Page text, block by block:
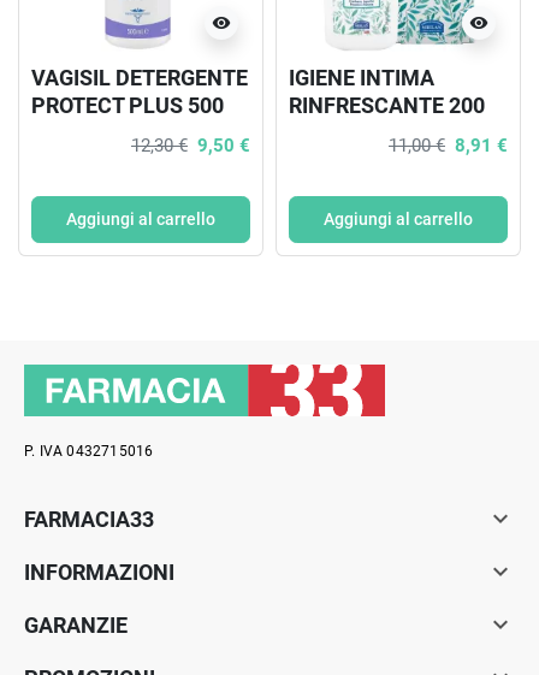
visibility
VAGISIL DETERGENTE
PROTECT PLUS 500
12,30 € 9,50 €
Aggiungi al carrello
visibility
IGIENE INTIMA
RINFRESCANTE 200
11,00 € 8,91 €
Aggiungi al carrello
P. IVA 0432715016
FARMACIA33 
INFORMAZIONI 
GARANZIE 